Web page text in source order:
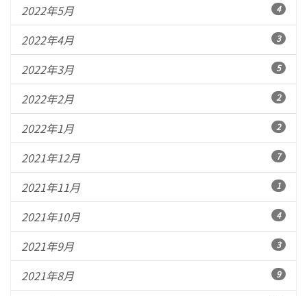
2022年5月 4
2022年4月 3
2022年3月 5
2022年2月 2
2022年1月 2
2021年12月 7
2021年11月 1
2021年10月 4
2021年9月 3
2021年8月 9